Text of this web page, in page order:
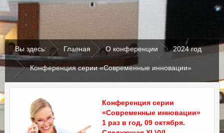
Вы здесь: Главная О конференции 2024 год
Конференция серии «Современные инновации»
Конференция серии
«Современные инновации»
1 раз в год, 09 октября.